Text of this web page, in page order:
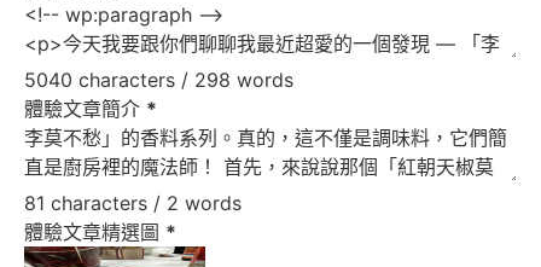
5040 characters / 298 words
體驗文章簡介 *
81 characters / 2 words
體驗文章精選圖 *